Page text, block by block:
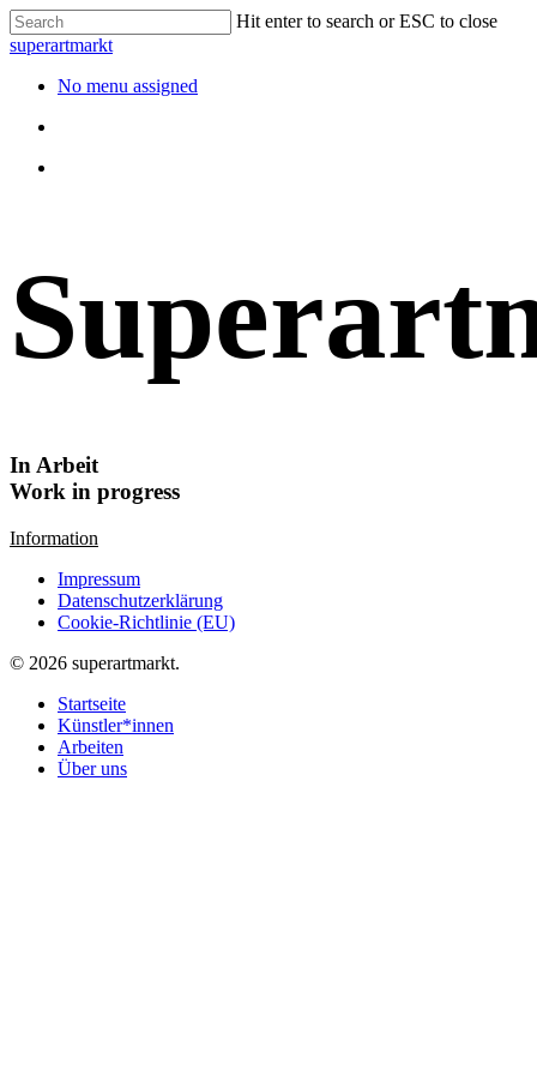
Hit enter to search or ESC to close
superartmarkt
No menu assigned
In Arbeit
Work in progress
Information
Impressum
Datenschutzerklärung
Cookie-Richtlinie (EU)
© 2026 superartmarkt.
Startseite
Künstler*innen
Arbeiten
Über uns